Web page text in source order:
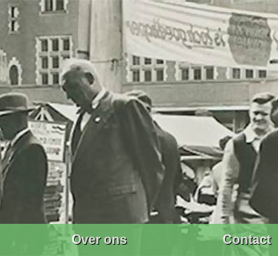
Over ons Contact